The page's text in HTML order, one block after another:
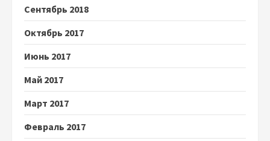
Сентябрь 2018
Октябрь 2017
Июнь 2017
Май 2017
Март 2017
Февраль 2017